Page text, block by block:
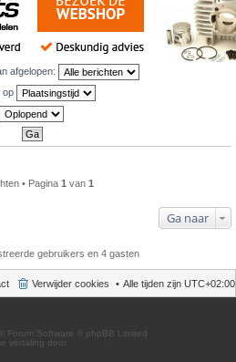
afgelopen:
op
• Pagina 1 van 1
Ga naar
gebruikers en 4 gasten
Alle tijden zijn UTC+02:00
Verwijder cookies
® Forum Software © phpBB Limited
vertaling door